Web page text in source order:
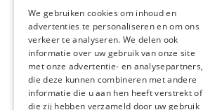
We gebruiken cookies om inhoud en
advertenties te personaliseren en om ons
verkeer te analyseren. We delen ook
informatie over uw gebruik van onze site
met onze advertentie- en analysepartners,
die deze kunnen combineren met andere
informatie die u aan hen heeft verstrekt of
die zij hebben verzameld door uw gebruik